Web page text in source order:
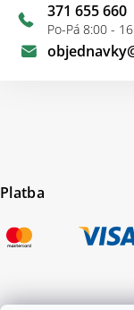
objednavky
371 655 660
Po-Pá 8:00 -
Platba